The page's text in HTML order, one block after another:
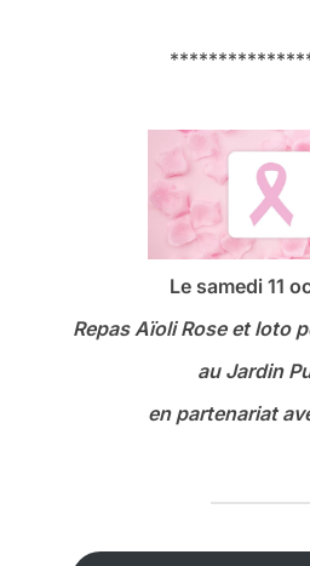
Le samedi 11
Repas Aïoli Rose et loto
au Jardin
en partenariat